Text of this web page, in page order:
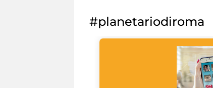
#planetariodiroma